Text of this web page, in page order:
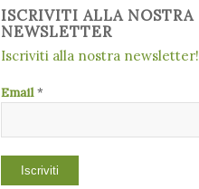
ISCRIVITI ALLA NOSTRA
NEWSLETTER
Iscriviti alla nostra newsletter!
Email *